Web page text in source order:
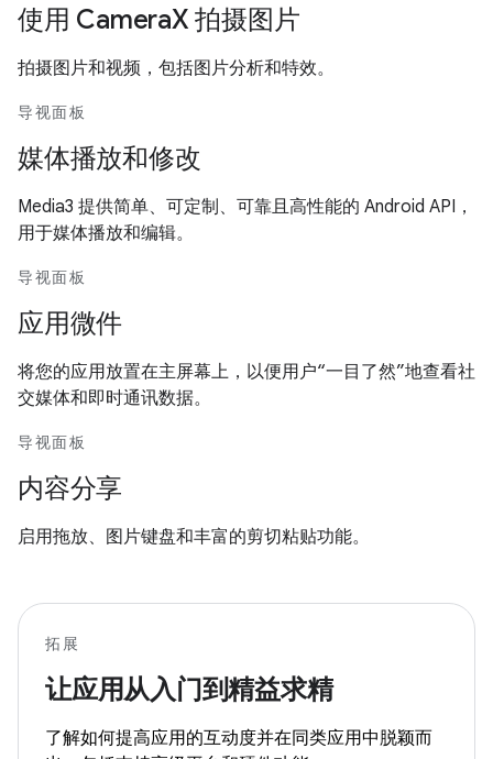
使用 CameraX 拍摄图片
拍摄图片和视频，包括图片分析和特效。
导视面板
媒体播放和修改
Media3 提供简单、可定制、可靠且高性能的 Android API，
用于媒体播放和编辑。
导视面板
应用微件
将您的应用放置在主屏幕上，以便用户“一目了然”地查看社
交媒体和即时通讯数据。
导视面板
内容分享
启用拖放、图片键盘和丰富的剪切粘贴功能。
拓展
让应用从入门到精益求精
了解如何提高应用的互动度并在同类应用中脱颖而